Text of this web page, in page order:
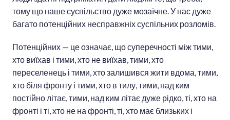
тому що наше суспільство дуже мозаїчне. У нас дуже
багато потенційних несправжніх суспільних розломів.
Потенційних — це означає, що суперечності між тими,
хто виїхав і тими, хто не виїхав, тими, хто
переселенець і тими, хто залишився жити вдома, тими,
хто біля фронту і тими, хто в тилу, тими, над ким
постійно літає, тими, над ким літає дуже рідко, ті, хто на
фронті і ті, хто не на фронті, ті, хто має близьких і